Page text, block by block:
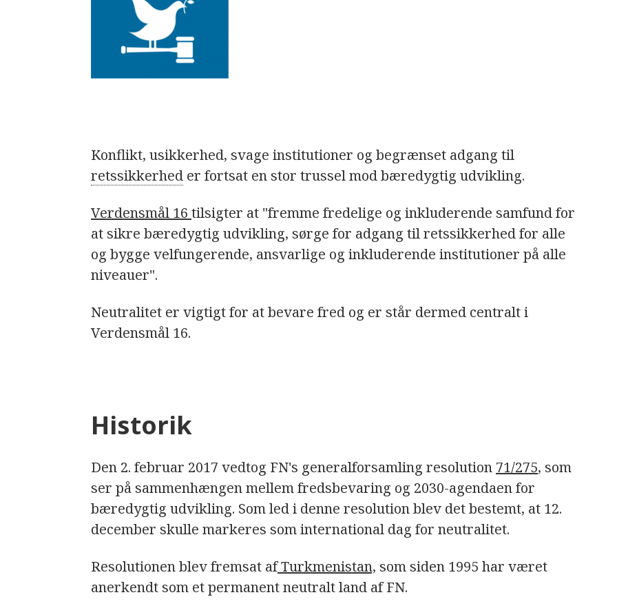
Konflikt, usikkerhed, svage institutioner og begrænset adgang til
retssikkerhed er fortsat en stor trussel mod bæredygtig udvikling.
Verdensmål 16 tilsigter at "fremme fredelige og inkluderende samfund for
at sikre bæredygtig udvikling, sørge for adgang til retssikkerhed for alle
og bygge velfungerende, ansvarlige og inkluderende institutioner på alle
niveauer".
Neutralitet er vigtigt for at bevare fred og er står dermed centralt i
Verdensmål 16.
Historik
Den 2. februar 2017 vedtog FN's generalforsamling resolution 71/275, som
ser på sammenhængen mellem fredsbevaring og 2030-agendaen for
bæredygtig udvikling. Som led i denne resolution blev det bestemt, at 12.
december skulle markeres som international dag for neutralitet.
Resolutionen blev fremsat afTurkmenistan, som siden 1995 har været
anerkendt som et permanent neutralt land af FN.